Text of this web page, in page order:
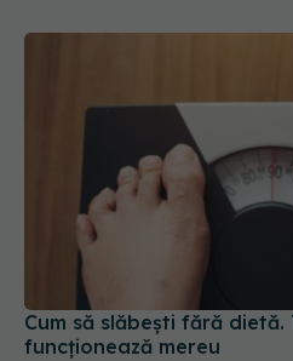
Cum să slăbești fără dietă.
funcționează mereu